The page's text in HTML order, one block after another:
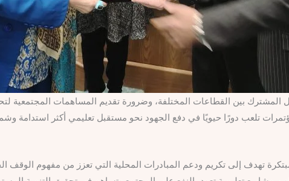
المشترك بين القطاعات المختلفة، وضرورة تقديم المساهمات المجتمعية
تلعب دورًا حيويًا في دفع الجهود نحو مستقبل تعليمي أكثر استدامة
مبتكرة تهدف إلى تكريم ودعم المبادرات المحلية التي تعزز من مفهوم الوقف